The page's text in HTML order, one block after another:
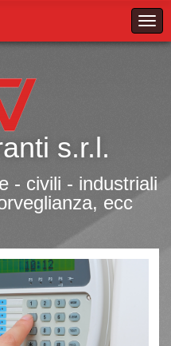
s.r.l.
- civili - industriali
ecc